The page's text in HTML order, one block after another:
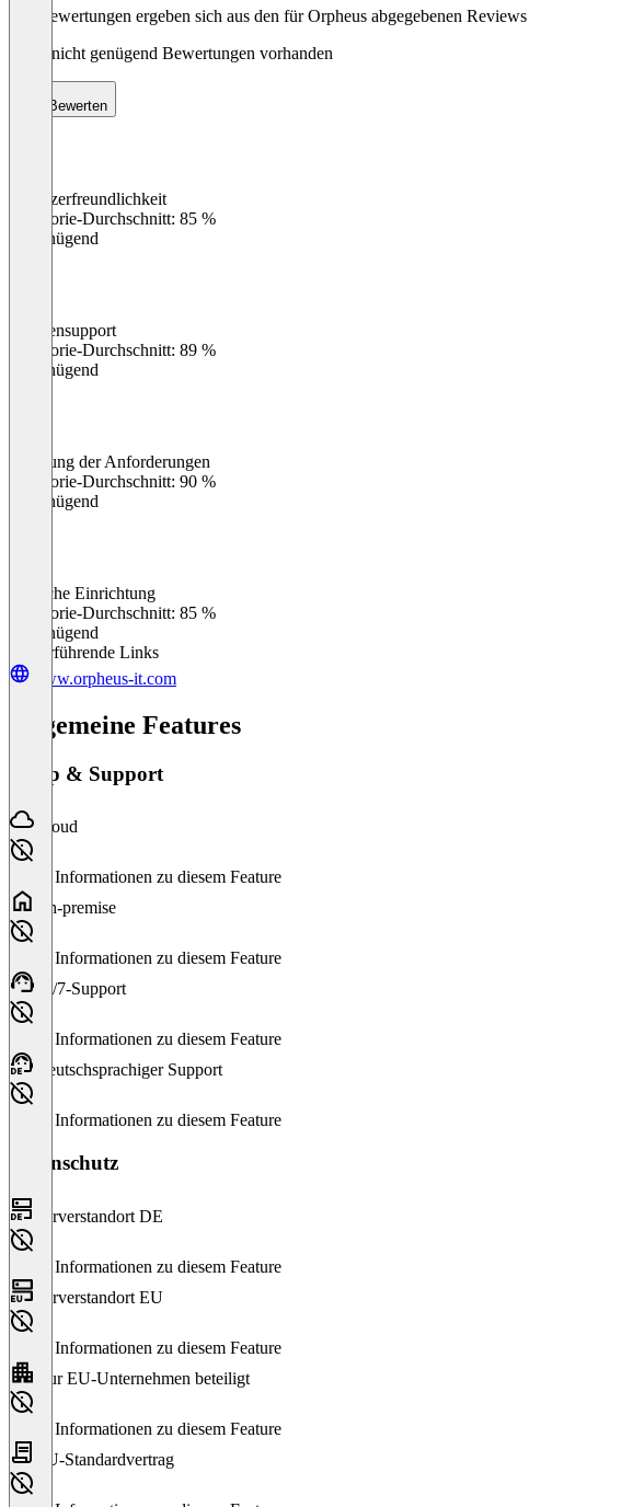
Die Bewertungen ergeben sich aus den für Orpheus abgegebenen Reviews
Noch nicht genügend Bewertungen vorhanden
Bewerten
Benutzerfreundlichkeit
Kategorie-Durchschnitt: 85 %
Ungenügend
Kundensupport
Kategorie-Durchschnitt: 89 %
Ungenügend
Erfüllung der Anforderungen
Kategorie-Durchschnitt: 90 %
Ungenügend
Einfache Einrichtung
Kategorie-Durchschnitt: 85 %
Ungenügend
Weiterführende Links
www.orpheus-it.com
Allgemeine Features
Setup & Support
Cloud
Keine Informationen zu diesem Feature
On-premise
Keine Informationen zu diesem Feature
24/7-Support
Keine Informationen zu diesem Feature
Deutschsprachiger Support
Keine Informationen zu diesem Feature
Datenschutz
Serverstandort DE
Keine Informationen zu diesem Feature
Serverstandort EU
Keine Informationen zu diesem Feature
Nur EU-Unternehmen beteiligt
Keine Informationen zu diesem Feature
EU-Standardvertrag